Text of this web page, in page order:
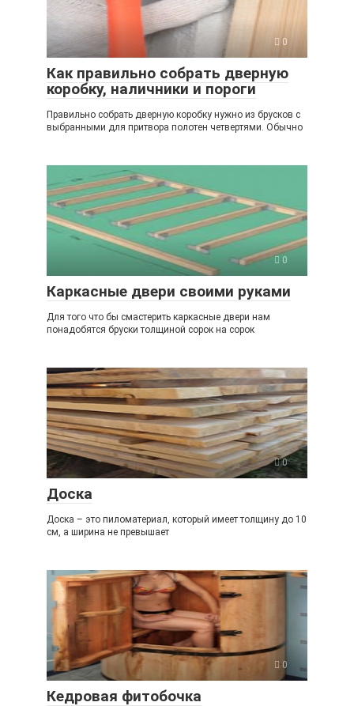
0
Как правильно собрать дверную
коробку, наличники и пороги
Правильно собрать дверную коробку нужно из брусков с
выбранными для притвора полотен четвертями. Обычно
0
Каркасные двери своими руками
Для того что бы смастерить каркасные двери нам
понадобятся бруски толщиной сорок на сорок
0
Доска
Доска – это пиломатериал, который имеет толщину до 10
см, а ширина не превышает
0
Кедровая фитобочка